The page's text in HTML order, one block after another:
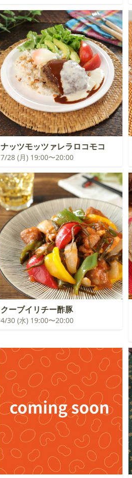
ナッツモッツァレラロコモコ
7/28 (月) 19:00〜20:00
クーブイリチー酢豚
4/30 (水) 19:00〜20:00